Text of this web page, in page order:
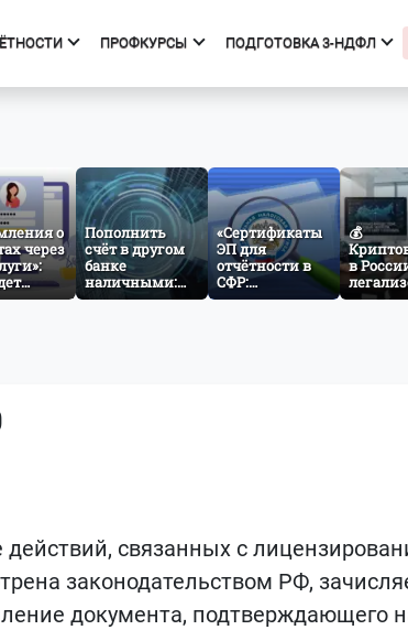
ПРОФКУРСЫ ПОДГОТОВКА 3-НДФЛ
Начало
Тарифы
Получить вычет
Мастер 3-НДФЛ
о
через
Пополнить
счёт в другом
банке
наличными:
как заработает
«Сертификаты
ЭП для
отчётности в
СФР:
проверяем
💰
в
что
связанных с
законодательством РФ,
документа, подтверждающего